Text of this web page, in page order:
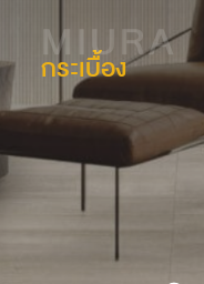
MIURA
กระเบื้อง